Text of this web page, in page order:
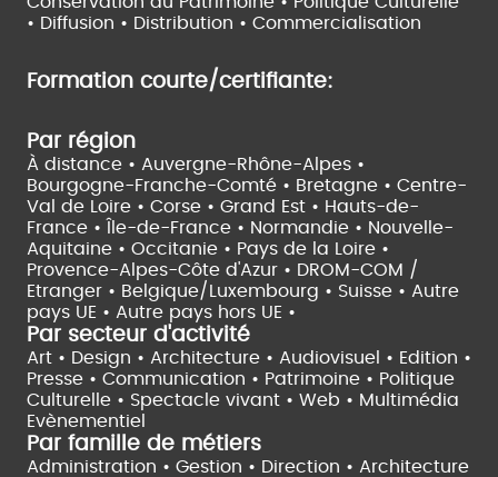
• Diffusion • Distribution • Commercialisation
Formation courte/certifiante:
Par région
À distance • Auvergne-Rhône-Alpes •
Bourgogne-Franche-Comté • Bretagne • Centre-
Val de Loire • Corse • Grand Est • Hauts-de-
France •
Île-de-France • Normandie • Nouvelle-
Aquitaine • Occitanie • Pays de la Loire •
Provence-Alpes-Côte d'Azur • DROM-COM /
Etranger • Belgique/Luxembourg • Suisse • Autre
pays UE • Autre pays hors UE •
Par secteur d'activité
Art • Design • Architecture • Audiovisuel • Edition •
Presse • Communication • Patrimoine • Politique
Culturelle • Spectacle vivant • Web • Multimédia
Evènementiel
Par famille de métiers
Administration • Gestion • Direction • Architecture